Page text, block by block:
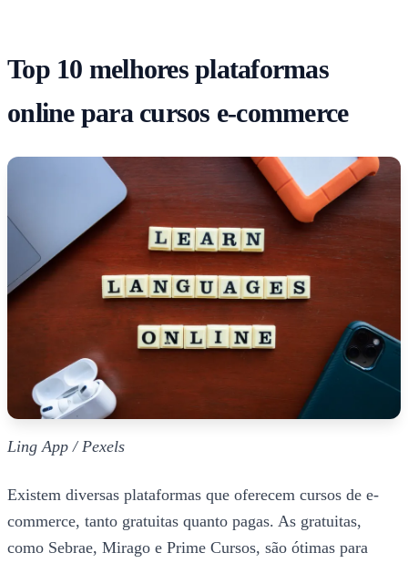
Top 10 melhores plataformas
online para cursos e-commerce
Ling App / Pexels
Existem diversas plataformas que oferecem cursos de e-
commerce, tanto gratuitas quanto pagas. As gratuitas,
como Sebrae, Mirago e Prime Cursos, são ótimas para